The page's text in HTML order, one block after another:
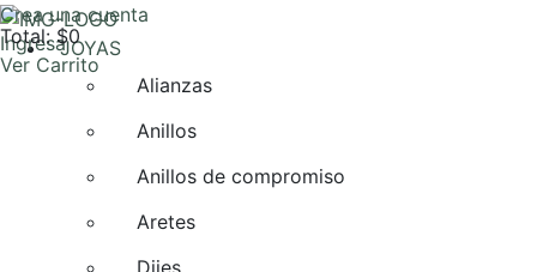
Crea una cuenta
Ingresa
Total: $0
Ver Carrito
JOYAS
Alianzas
Anillos
Anillos de compromiso
Aretes
Dijes